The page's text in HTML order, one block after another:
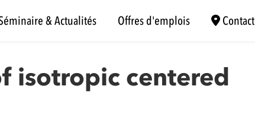
& Actualités Offres d'emplois Contact
isotropic centered